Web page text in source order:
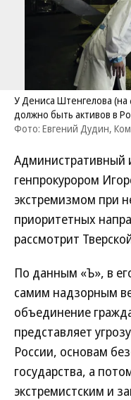
У Дениса Штенгелова (на
должно быть активов в
Фото: Евгений Дудин,
Административный
генпрокурором
экстремизмом при
приоритетных
рассмотрит
По данным «Ъ», в
самим надзорным
объединение
представляет
России, основам
государства, а
экстремистским и